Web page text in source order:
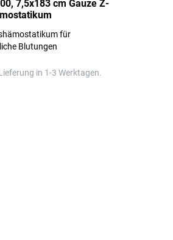
7,5x183 cm Gauze Z-
für
Blutungen
in 1-3 Werktagen.